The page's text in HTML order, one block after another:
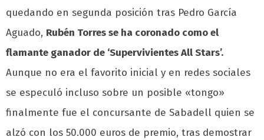
quedando en segunda posición tras Pedro García
Aguado, Rubén Torres se ha coronado como el
flamante ganador de ‘Supervivientes All Stars’.
Aunque no era el favorito inicial y en redes sociales
se especuló incluso sobre un posible «tongo»
finalmente fue el concursante de Sabadell quien se
alzó con los 50.000 euros de premio, tras demostrar